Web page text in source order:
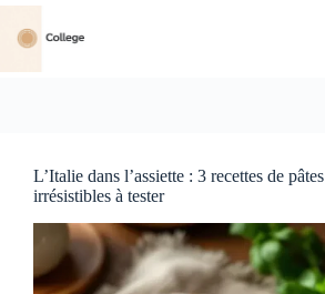
Passer
contenu
L’Italie dans l’assiette : 3 recettes de pâtes
irrésistibles à tester